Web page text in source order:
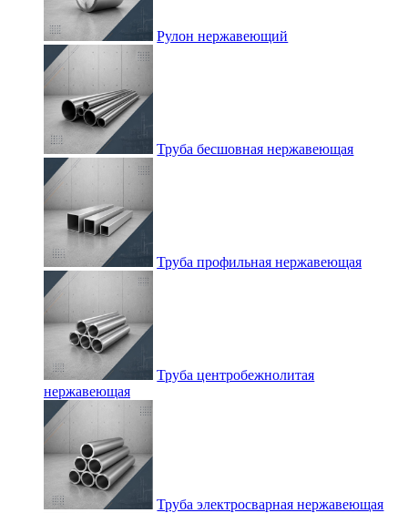
Рулон нержавеющий
Труба бесшовная нержавеющая
Труба профильная нержавеющая
Труба центробежнолитая
нержавеющая
Труба электросварная нержавеющая